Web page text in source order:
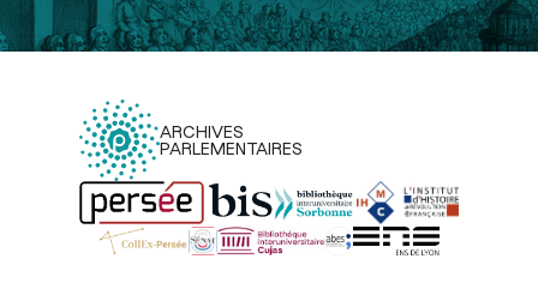
ARCHIVES
PARLEMENTAIRES